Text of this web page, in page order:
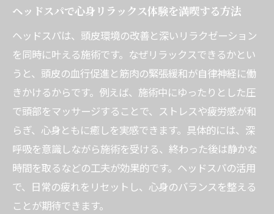
感ポイント
ヘッドスパ体験を安全に楽しむための注意
点
理想の頭皮環境へ導くヘッドスパの魅力解説
ヘッドスパが頭皮環境を整える理由とプロ
の技術
ドライヘッドスパとの違いと頭皮洗浄の効
ヘッドスパで血行促進と薄毛予防を目指す
ポイント
ヘッドスパで心身リラックス体験を満喫する方法
ヘッドスパは、頭皮環境の改善と深いリラクゼーション
を同時に叶える施術です。なぜリラックスできるかとい
うと、頭皮の血行促進と筋肉の緊張緩和が自律神経に働
きかけるからです。例えば、施術中にゆったりとした圧
で頭部をマッサージすることで、ストレスや疲労感が和
らぎ、心身ともに癒しを実感できます。具体的には、深
呼吸を意識しながら施術を受ける、終わった後は静かな
時間を取るなどの工夫が効果的です。ヘッドスパの活用
で、日常の疲れをリセットし、心身のバランスを整える
ことが期待できます。